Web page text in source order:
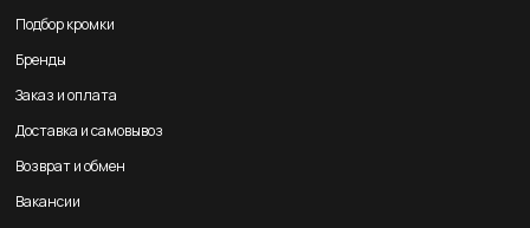
Подбор кромки
Бренды
Заказ и оплата
Доставка и самовывоз
Возврат и обмен
Вакансии